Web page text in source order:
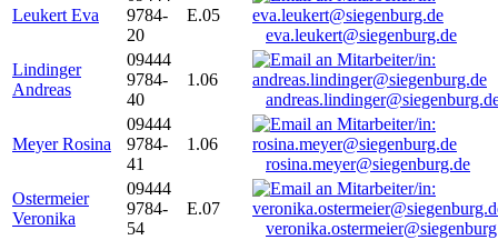
Leukert Eva
9784-
20
E.05
eva.leukert@siegenburg.de
Lindinger
Andreas
09444
9784-
40
1.06
Meyer Rosina
09444
9784-
41
1.06
rosina.meyer@siegenburg.de
Ostermeier
Veronika
09444
9784-
54
E.07